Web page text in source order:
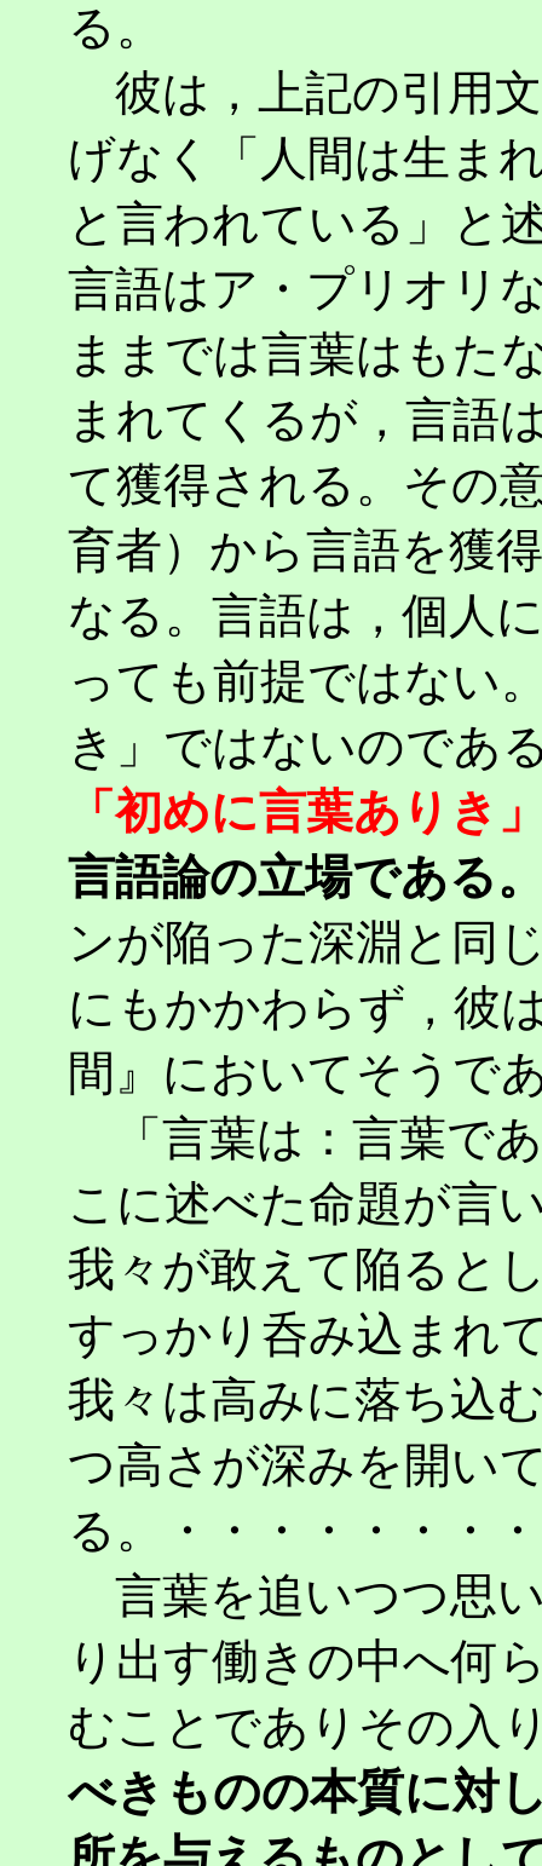
る。
彼は，上記の引用
げなく「人間は生ま
と言われている」と
言語はア・プリオリ
ままでは言葉はもた
まれてくるが，言語
て獲得される。その
育者）から言語を獲
なる。言語は，個人
っても前提ではない
き」ではないのであ
「初めに言葉ありき
言語論の立場である
ンが陥った深淵と同
にもかかわらず，彼
間』においてそうで
「言葉は：言葉で
こに述べた命題が言
我々が敢えて陥ると
すっかり呑み込まれ
我々は高みに落ち込
つ高さが深みを開い
る。・・・・・・・
言葉を追いつつ思
り出す働きの中へ何
むことでありその入
べきものの本質に対